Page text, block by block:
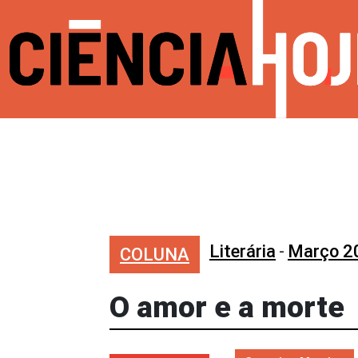
COLUNA Literária - Março
O amor e a morte